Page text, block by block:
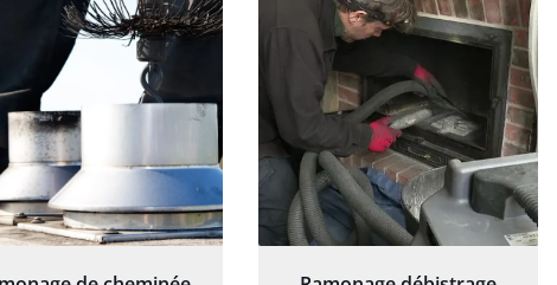
On sent tout de
la différence au niveau
tirage. Très satisfait.
de ma cheminée. Le tirage
est nettement meilleur et
plus aucune odeur. Travail
propre et rapide.